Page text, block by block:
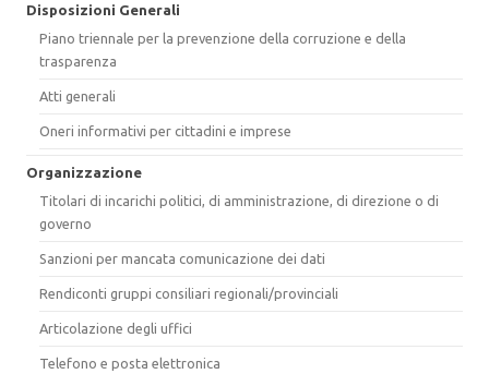
Disposizioni Generali
Piano triennale per la prevenzione della corruzione e della
trasparenza
Atti generali
Oneri informativi per cittadini e imprese
Organizzazione
Titolari di incarichi politici, di amministrazione, di direzione o di
governo
Sanzioni per mancata comunicazione dei dati
Rendiconti gruppi consiliari regionali/provinciali
Articolazione degli uffici
Telefono e posta elettronica